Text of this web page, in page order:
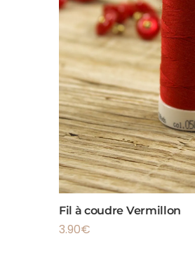
Fil à coudre Vermillon
3.90€